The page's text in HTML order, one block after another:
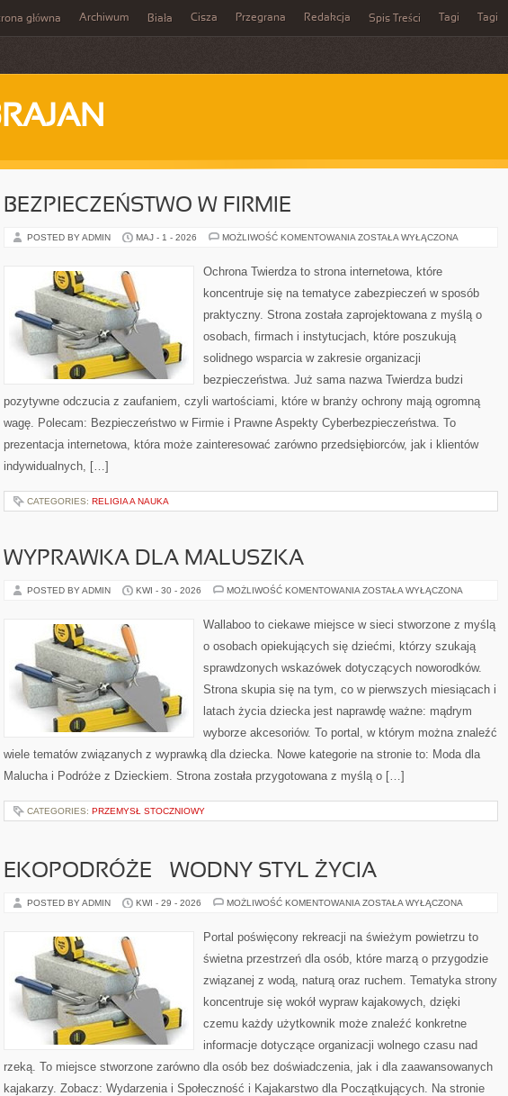
główna Archiwum Biała Cisza Przegrana Redakcja Spis Treści Tagi Tagi
BEZPIECZEŃSTWO W FIRMIE
POSTED BY ADMIN MAJ - 1 - 2026 MOŻLIWOŚĆ KOMENTOWANIA BEZPIECZEŃSTWO
ZOSTAŁA WYŁĄCZONA
Ochrona Twierdza to strona internetowa, które
koncentruje się na tematyce zabezpieczeń w sposób
praktyczny. Strona została zaprojektowana z myślą o
osobach, firmach i instytucjach, które poszukują
solidnego wsparcia w zakresie organizacji
bezpieczeństwa. Już sama nazwa Twierdza budzi
pozytywne odczucia z zaufaniem, czyli wartościami, które w branży ochrony mają ogromną
wagę. Polecam: Bezpieczeństwo w Firmie i Prawne Aspekty Cyberbezpieczeństwa. To
prezentacja internetowa, która może zainteresować zarówno przedsiębiorców, jak i klientów
indywidualnych, […]
CATEGORIES: RELIGIA A NAUKA
WYPRAWKA DLA MALUSZKA
POSTED BY ADMIN KWI - 30 - 2026 MOŻLIWOŚĆ KOMENTOWANIA WYPRAWKA
ZOSTAŁA WYŁĄCZONA
Wallaboo to ciekawe miejsce w sieci stworzone z myślą
o osobach opiekujących się dziećmi, którzy szukają
sprawdzonych wskazówek dotyczących noworodków.
Strona skupia się na tym, co w pierwszych miesiącach i
latach życia dziecka jest naprawdę ważne: mądrym
wyborze akcesoriów. To portal, w którym można znaleźć
wiele tematów związanych z wyprawką dla dziecka. Nowe kategorie na stronie to: Moda dla
Malucha i Podróże z Dzieckiem. Strona została przygotowana z myślą o […]
CATEGORIES: PRZEMYSŁ STOCZNIOWY
EKOPODRÓŻE – WODNY STYL ŻYCIA
POSTED BY ADMIN KWI - 29 - 2026 MOŻLIWOŚĆ KOMENTOWANIA EKOPODRÓŻE
STYL
ŻYCIA
ZOSTAŁA WYŁĄCZONA
Portal poświęcony rekreacji na świeżym powietrzu to
świetna przestrzeń dla osób, które marzą o przygodzie
związanej z wodą, naturą oraz ruchem. Tematyka strony
koncentruje się wokół wypraw kajakowych, dzięki
czemu każdy użytkownik może znaleźć konkretne
informacje dotyczące organizacji wolnego czasu nad
rzeką. To miejsce stworzone zarówno dla osób bez doświadczenia, jak i dla zaawansowanych
kajakarzy. Zobacz: Wydarzenia i Społeczność i Kajakarstwo dla Początkujących. Na stronie